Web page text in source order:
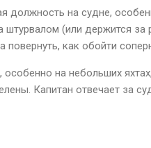
должность на судне,
штурвалом (или держится
повернуть, как обойти
на небольших
Капитан отвечает за